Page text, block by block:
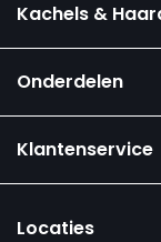
Kachels &
Onderdelen
Klantenservice
Locaties